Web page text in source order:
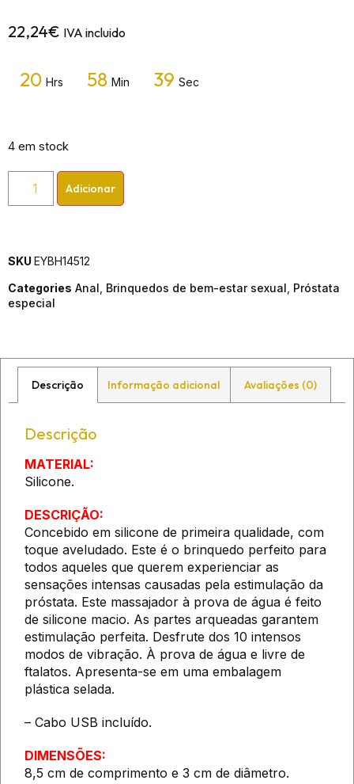
22,24€ IVA incluido
20 Hrs 58 Min 39 Sec
4 em stock
Adicionar
SKU EYBH14512
Categories Anal Brinquedos de bem-estar sexual Próstata
especial
Descrição Informação adicional Avaliações (0)
Descrição
MATERIAL:
Silicone.
DESCRIÇÃO:
Concebido em silicone de primeira qualidade, com
toque aveludado. Este é o brinquedo perfeito para
todos aqueles que querem experienciar as
sensações intensas causadas pela estimulação da
próstata. Este massajador à prova de água é feito
de silicone macio. As partes arqueadas garantem
estimulação perfeita. Desfrute dos 10 intensos
modos de vibração. À prova de água e livre de
ftalatos. Apresenta-se em uma embalagem
plástica selada.
– Cabo USB incluído.
DIMENSÕES:
8,5 cm de comprimento e 3 cm de diâmetro.